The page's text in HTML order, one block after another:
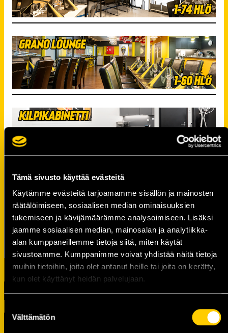
Tämä sivusto käyttää evästeitä
Käytämme evästeitä tarjoamamme sisällön ja mainosten
räätälöimiseen, sosiaalisen median ominaisuuksien
tukemiseen ja kävijämäärämme analysoimiseen. Lisäksi
jaamme sosiaalisen median, mainosalan ja analytiikka-
alan kumppaneillemme tietoja siitä, miten käytät
sivustoamme. Kumppanimme voivat yhdistää näitä tietoja
muihin tietoihin, joita olet antanut heille tai joita on kerätty,
kun olet käyttänyt heidän palvelujaan.
valinta
Välttämätön